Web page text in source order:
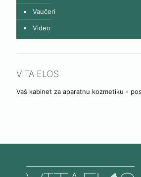
Vaučeri
Video
VITA ELOS
Vaš kabinet za aparatnu kozmetiku -